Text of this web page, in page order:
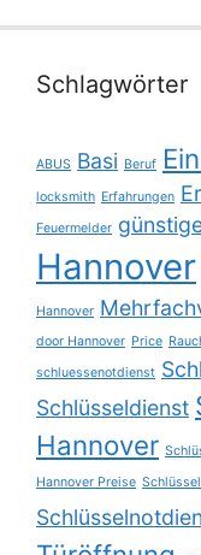
Schlagwörter
ABUS Basi Beruf
locksmith Erfahrungen
Feuermelder
Hannover
Hannover
door Hannover Price
schluessenotdienst
Schlüsseldienst
Hannover
Hannover Preise